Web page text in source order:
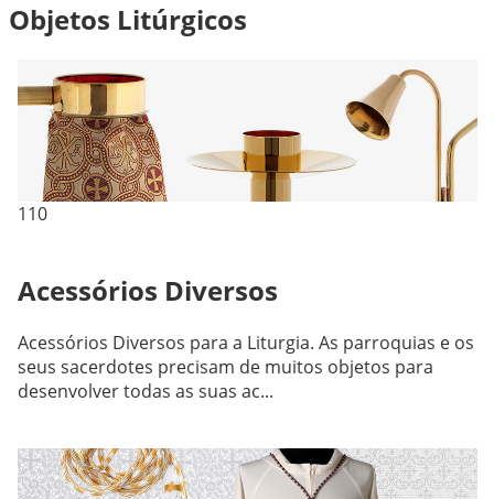
Objetos Litúrgicos
110
Acessórios Diversos
Acessórios Diversos para a Liturgia. As parroquias e os
seus sacerdotes precisam de muitos objetos para
desenvolver todas as suas ac...